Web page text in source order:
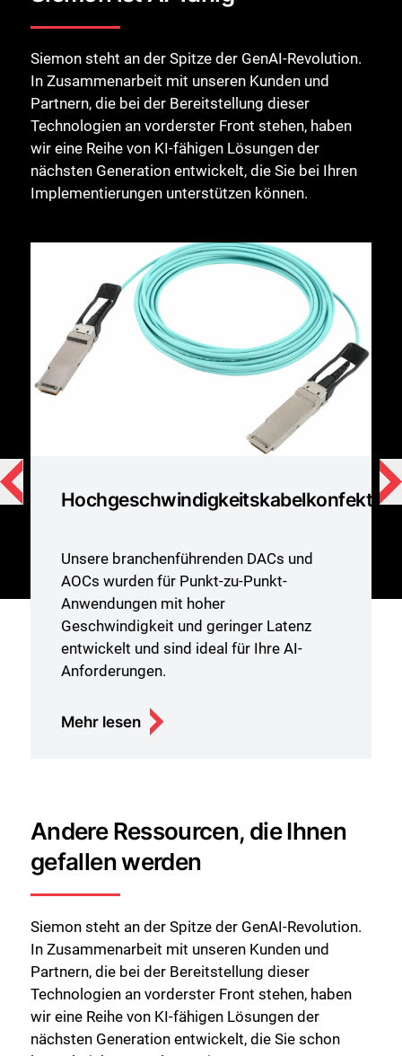
Siemon steht an der Spitze der GenAI-Revolution.
In Zusammenarbeit mit unseren Kunden und
Partnern, die bei der Bereitstellung dieser
Technologien an vorderster Front stehen, haben
wir eine Reihe von KI-fähigen Lösungen der
nächsten Generation entwickelt, die Sie bei Ihren
Implementierungen unterstützen können.
Unsere branchenführenden DACs und
AOCs wurden für Punkt-zu-Punkt-
Anwendungen mit hoher
Geschwindigkeit und geringer Latenz
entwickelt und sind ideal für Ihre AI-
Anforderungen.
Mehr lesen
Andere Ressourcen, die Ihnen
gefallen werden
Siemon steht an der Spitze der GenAI-Revolution.
In Zusammenarbeit mit unseren Kunden und
Partnern, die bei der Bereitstellung dieser
Technologien an vorderster Front stehen, haben
wir eine Reihe von KI-fähigen Lösungen der
nächsten Generation entwickelt, die Sie schon